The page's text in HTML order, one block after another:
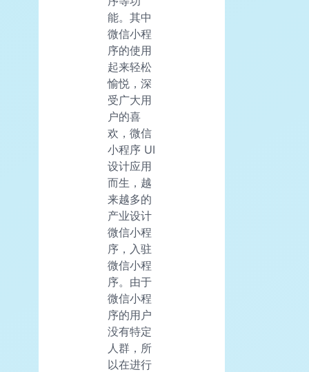
能。其中
微信小程
序的使用
起来轻松
愉悦，深
受广大用
户的喜
欢，微信
小程序 UI
设计应用
而生，越
来越多的
产业设计
微信小程
序，入驻
微信小程
序。由于
微信小程
序的用户
没有特定
人群，所
以在进行